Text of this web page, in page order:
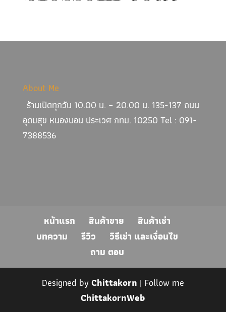
About Me
ร้านเปิดทุกวัน 10.00 น. – 20.00 น. 135-137 ถนน
อุดมสุข หนองบอน ประเวศ กทม. 10250 Tel : 091-
7388536
หน้าแรก สินค้าขาย
สินค้าเช่า
บทความ
รีวิว
วิธีเช่า และเงื่อนไข
ถาม ตอบ
Designed by Chittakorn | Follow me
ChittakornWeb